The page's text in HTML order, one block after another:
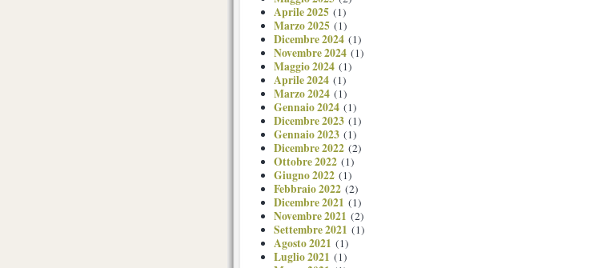
Aprile 2025 (1)
Marzo 2025 (1)
Dicembre 2024 (1)
Novembre 2024 (1)
Maggio 2024 (1)
Aprile 2024 (1)
Marzo 2024 (1)
Gennaio 2024 (1)
Dicembre 2023 (1)
Gennaio 2023 (1)
Dicembre 2022 (2)
Ottobre 2022 (1)
Giugno 2022 (1)
Febbraio 2022 (2)
Dicembre 2021 (1)
Novembre 2021 (2)
Settembre 2021 (1)
Agosto 2021 (1)
Luglio 2021 (1)